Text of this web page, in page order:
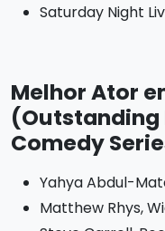
Saturday Night
Melhor Ator
(Outstanding
Comedy
Yahya Abdul-
Matthew Rhys,